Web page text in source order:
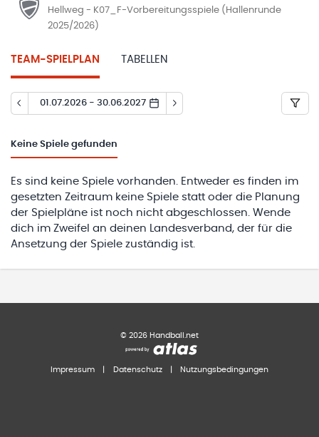
Hellweg - K07_F-Vorbereitungsspiele (Hallenrunde
2025/2026)
TEAM-SPIELPLAN TABELLEN
01.07.2026 - 30.06.2027
Keine Spiele gefunden
Es sind keine Spiele vorhanden. Entweder es finden im
gesetzten Zeitraum keine Spiele statt oder die Planung
der Spielpläne ist noch nicht abgeschlossen. Wende
dich im Zweifel an deinen Landesverband, der für die
Ansetzung der Spiele zuständig ist.
© 2026 Handball.net
Impressum Datenschutz Nutzungsbedingungen